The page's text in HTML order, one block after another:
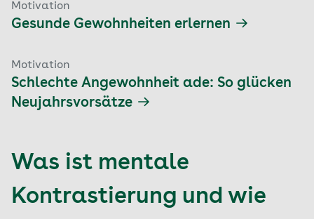
Motivation
Gesunde Gewohnheiten erlernen
Motivation
Schlechte Angewohnheit ade: So glücken
Neujahrsvorsätze
Was ist mentale
Kontrastierung und wie